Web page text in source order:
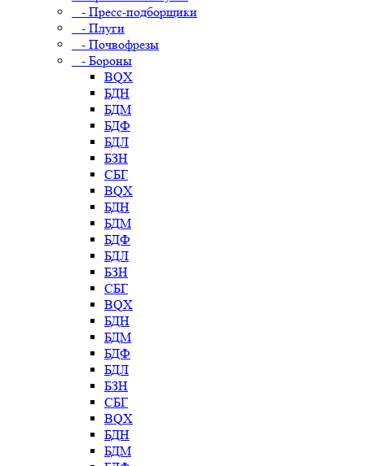
- Пресс-подборщики
- Плуги
- Почвофрезы
- Бороны
BQX
БДН
БДМ
БДФ
БДЛ
БЗН
СБГ
BQX
БДН
БДМ
БДФ
БДЛ
БЗН
СБГ
BQX
БДН
БДМ
БДФ
БДЛ
БЗН
СБГ
BQX
БДН
БДМ